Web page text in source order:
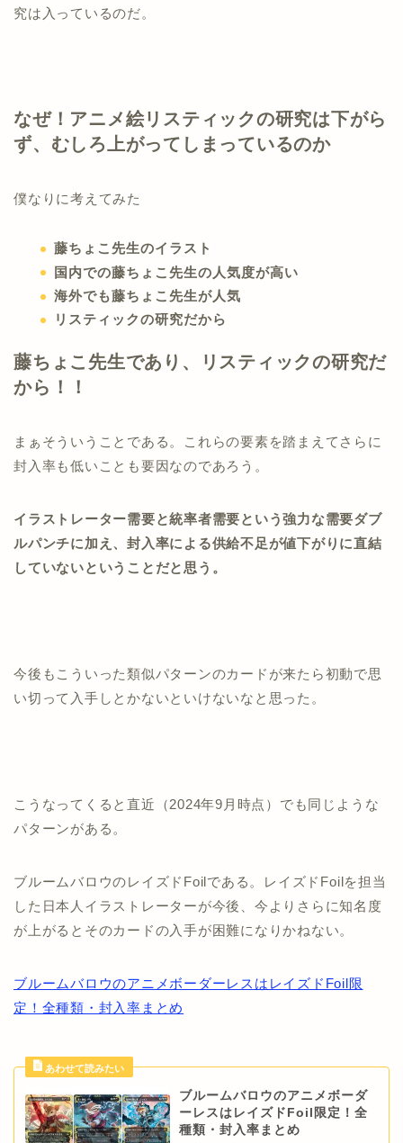
究は入っているのだ。
なぜ！アニメ絵リスティックの研究は下がら
ず、むしろ上がってしまっているのか
僕なりに考えてみた
藤ちょこ先生のイラスト
国内での藤ちょこ先生の人気度が高い
海外でも藤ちょこ先生が人気
リスティックの研究だから
藤ちょこ先生であり、リスティックの研究だ
から！！
まぁそういうことである。これらの要素を踏まえてさらに
封入率も低いことも要因なのであろう。
イラストレーター需要と統率者需要という強力な需要ダブ
ルパンチに加え、封入率による供給不足が値下がりに直結
していないということだと思う。
今後もこういった類似パターンのカードが来たら初動で思
い切って入手しとかないといけないなと思った。
こうなってくると直近（2024年9月時点）でも同じような
パターンがある。
ブルームバロウのレイズドFoilである。レイズドFoilを担当
した日本人イラストレーターが今後、今よりさらに知名度
が上がるとそのカードの入手が困難になりかねない。
ブルームバロウのアニメボーダーレスはレイズドFoil限
定！全種類・封入率まとめ
ブルームバロウのアニメボーダ
ーレスはレイズドFoil限定！全
種類・封入率まとめ